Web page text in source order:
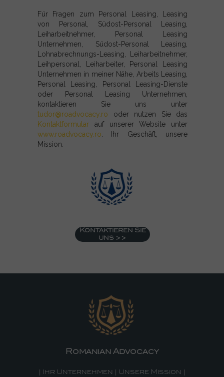
Kontaktieren Sie
uns >>
Für Fragen zum Personal Leasing, Leasing
von Personal, Südost-Personal Leasing,
Leiharbeitnehmer, Personal Leasing
Unternehmen, Südost-Personal Leasing,
Lohnabrechnungs-Leasing, Leiharbeitnehmer,
Leihpersonal, Leiharbeiter, Personal Leasing
Unternehmen in meiner Nähe, Arbeits Leasing,
Personal Leasing, Personal Leasing-Dienste
oder Personal Leasing Unternehmen,
kontaktieren Sie uns unter
tudor@roadvocacy.ro oder nutzen Sie das
Kontaktformular auf unserer Website unter
www.roadvocacy.ro. Ihr Geschäft, unsere
Mission.
Romanian Advocacy
| Ihr Unternehmen | Unsere Mission |